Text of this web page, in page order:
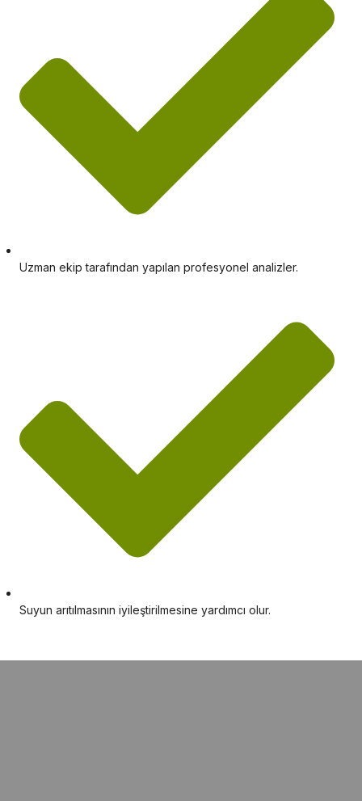
Uzman ekip tarafından yapılan profesyonel analizler.
Suyun arıtılmasının iyileştirilmesine yardımcı olur.